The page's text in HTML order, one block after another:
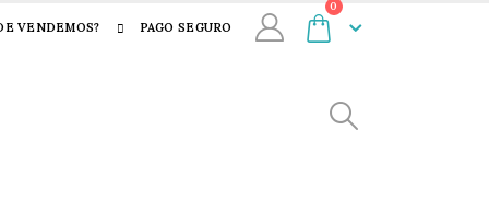
VENDEMOS? PAGO SEGURO
0